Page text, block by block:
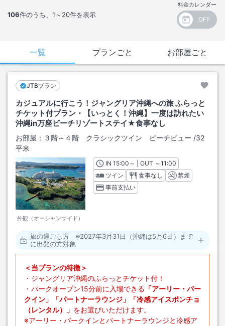
【停電範囲】ホテル棟全館
※客室に懐中電灯を備え付けております。
・お持ちの電化製品（PC含む）の電源をお切りの上、コンセントを外
していただきます。
・飲料水、トイレの洗浄水は事前に貯水槽へ確保いたしますが、使用量
には限りがございます。
・お湯（給湯器）はご利用いただけません
・夜間および早朝営業の施設につきましては、営業時間を変更させてい
ただく場合がございます。
106件のうち、 1～20件を表示
料金カレンダー
一覧 プランごと お部屋ごと
JTBプラン
カジュアルに行こう！ジャングリア沖縄への旅 ふらっと
チケット付プラン・【いっとく！沖縄】一度は訪れたい
沖縄in万座ビーチリゾートステイ★食事なし
お部屋： ３階～４階 クラシックツイン ビーチビュー /32
平米
外観（オーシャンサイド）
INチェックイン
15:00 ～ | OUT チェックアウト
～11:00
ツイン
食事なし
禁煙
事前支払い
旅の過ごし方 ※2027年3月31日（沖縄は5月6日）まで
に出発の方対象
＜当プランの特徴＞
・ジャングリア沖縄のふらっとチケット付！
・パークオープン15分前に入場できる 「アーリー・パー
クイン」「パートナーラウンジ」「冷感アイスポンチョ
（レンタル）」 をお選びいただけます。
※アーリー・パークインとパートナーラウンジと冷感ア